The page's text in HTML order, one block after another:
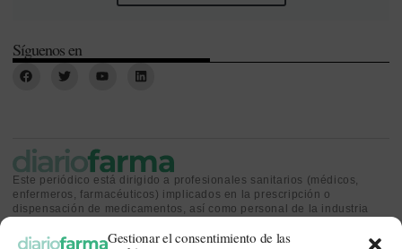
Gestionar el consentimiento de las
Síguenos en
Este periódico está dirigido a profesionales sanitarios (médicos,
enfermeros, farmacéuticos) implicados en la prescripción o
dispensación de medicamentos, así como personal de la industria
sanitaria.